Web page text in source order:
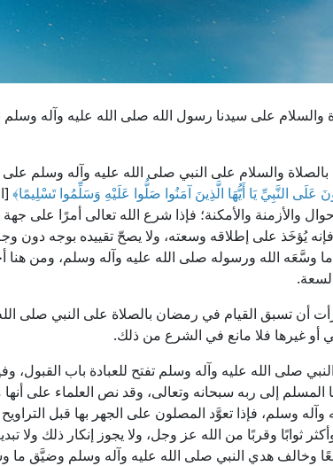
والسلام على سيدنا رسول الله صلى الله عليه وآله
بالصلاة والسلام على النبي صلى الله عليه وآله وسلم
عَلَى النَّبِيِّ يَا أَيُّهَا الَّذِينَ آمَنُوا صَلُّوا عَلَيْهِ وَسَلِّمُوا تَسْلِيمًا﴾
والأزمنة والأمكنة؛ فإذا شرع الله تعالى أمرًا على
يُؤخَذ على إطلاقه وسعته، ولا يصحّ تقييده بوجه دون وجه
وسَّعَه الله ورسوله صلى الله عليه وآله وسلم، ومن هنا
أن تسبق القيام في رمضان بالصلاة على النبي صلى
أو غيرها فلا مانع في الشرع من ذلك.
صلى الله عليه وآله وسلم تفتح للعبادة باب القبول،
المسلم إلى ربه سبحانه وتعالى، وقد نص العلماء على أنها
وآله وسلم، فإذا تعوَّد المصلون على الجهر بها قبل
ثوابًا وقربًا من الله عز وجل، ولا يجوز إنكار ذلك ولا
وخالف هدي النبي صلى الله عليه وآله وسلم وضيَّق